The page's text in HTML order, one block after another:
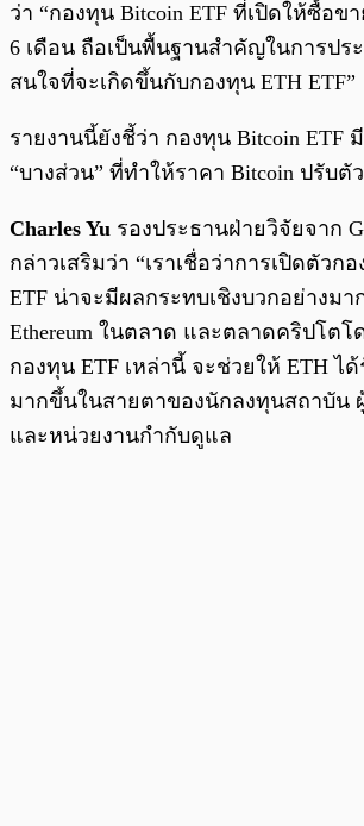
ว่า “กองทุน Bitcoin ETF ที่เปิดให้ซื้อ
6 เดือน ถือเป็นพื้นฐานสำคัญในการปร
สนใจที่จะเกิดขึ้นกับกองทุน ETH ETF”
รายงานนี้ยังชี้ว่า กองทุน Bitcoin ETF
“บางส่วน” ที่ทำให้ราคา Bitcoin ปรับตั
Charles Yu รองประธานฝ่ายวิจัยจาก
กล่าวเสริมว่า “เราเชื่อว่าการเปิดตัวก
ETF น่าจะมีผลกระทบเชิงบวกอย่างม
Ethereum ในตลาด และตลาดคริปโตโ
กองทุน ETF เหล่านี้ จะช่วยให้ ETH ไ
มากขึ้นในสายตาของนักลงทุนสถาบัน
และหน่วยงานกำกับดูแล